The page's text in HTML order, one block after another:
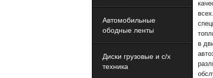
Автомобильные
ободные ленты
Диски грузовые и с/х
техника
в